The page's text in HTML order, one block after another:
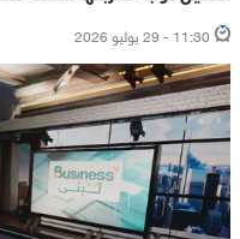
11:30 - 29 يوليو 2026